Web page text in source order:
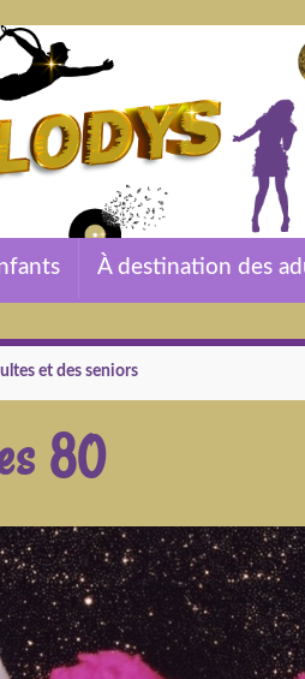
À destination des
et des seniors
80